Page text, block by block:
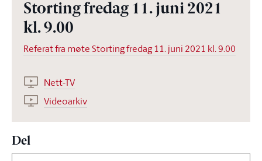
Storting fredag 11. juni 2021
kl. 9.00
Referat fra møte Storting fredag 11. juni 2021 kl. 9.00
Nett-TV
Videoarkiv
Del